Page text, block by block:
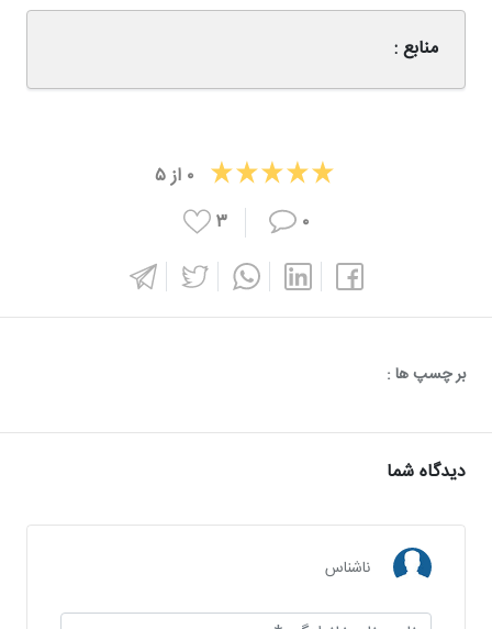
منابع :
۰ از۵
۰
۳
بر چسپ ها :
دیدگاه شما
ناشناس